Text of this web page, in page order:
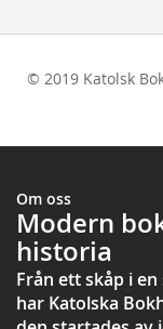
© 2019 Katolsk
Om oss
Modern
historia
Från ett skåp i
har Katolska